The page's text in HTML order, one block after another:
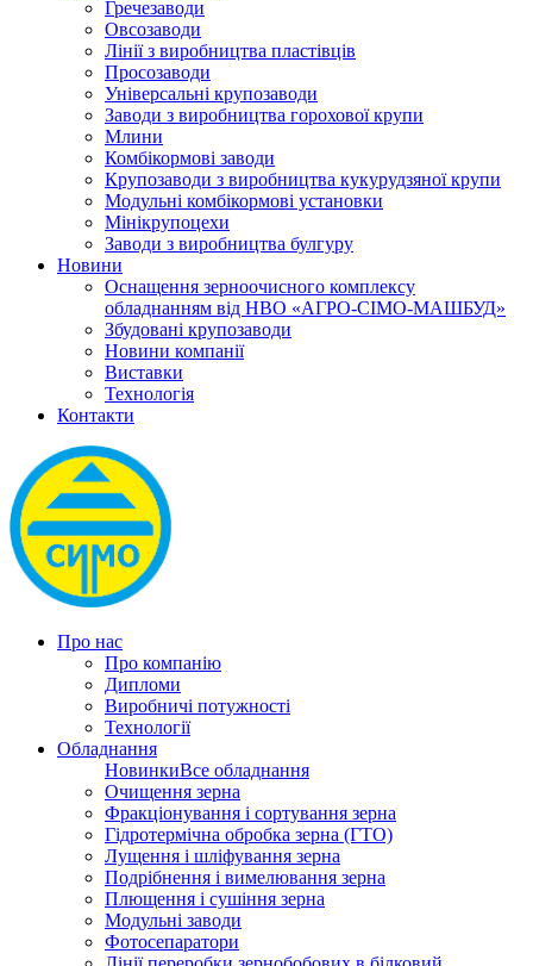
Гречезаводи
Овсозаводи
Лінії з виробництва пластівців
Просозаводи
Універсальні крупозаводи
Заводи з виробництва горохової крупи
Млини
Комбікормові заводи
Крупозаводи з виробництва кукурудзяної крупи
Модульні комбікормові установки
Мінікрупоцехи
Заводи з виробництва булгуру
Новини
Оснащення зерноочисного комплексу
обладнанням від НВО «АГРО-СІМО-МАШБУД»
Збудовані крупозаводи
Новини компанії
Виставки
Технологія
Контакти
Про нас
Про компанію
Дипломи
Виробничі потужності
Технології
Обладнання
НовинкиВсе обладнання
Очищення зерна
Фракціонування і сортування зерна
Гідротермічна обробка зерна (ГТО)
Лущення і шліфування зерна
Подрібнення і вимелювання зерна
Плющення і сушіння зерна
Модульні заводи
Фотосепаратори